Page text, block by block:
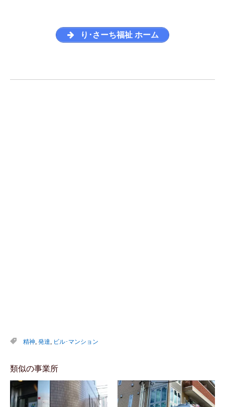
り･さーち福祉 ホーム
精神 発達 ビル･マンション
類似の事業所